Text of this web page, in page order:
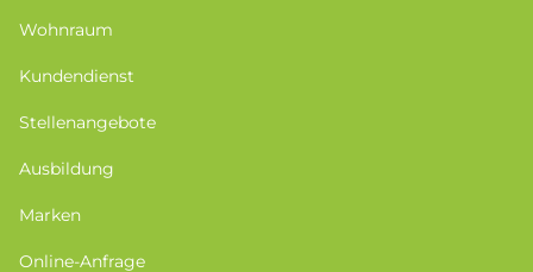
Wohnraum
Kundendienst
Stellenangebote
Ausbildung
Marken
Online-Anfrage